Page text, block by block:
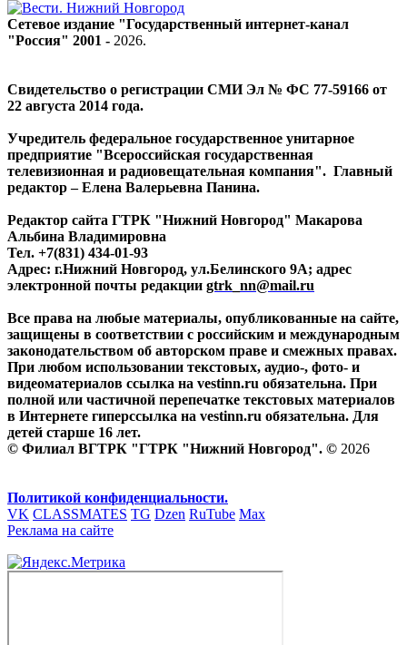
Сетевое издание "Государственный интернет-канал
"Россия" 2001 - 2026.
Свидетельство о регистрации СМИ Эл № ФС 77-59166 от
22 августа 2014 года.
Учредитель федеральное государственное унитарное
предприятие "Всероссийская государственная
телевизионная и радиовещательная компания". Главный
редактор – Елена Валерьевна Панина.
Редактор сайта ГТРК "Нижний Новгород" Макарова
Альбина Владимировна
Тел. +7(831) 434-01-93
Адрес: г.Нижний Новгород, ул.Белинского 9А; адрес
электронной почты редакции gtrk_nn@mail.ru
Все права на любые материалы, опубликованные на сайте,
защищены в соответствии с российским и международным
законодательством об авторском праве и смежных правах.
При любом использовании текстовых, аудио-, фото- и
видеоматериалов ссылка на vestinn.ru обязательна. При
полной или частичной перепечатке текстовых материалов
в Интернете гиперссылка на vestinn.ru обязательна. Для
детей старше 16 лет.
© Филиал ВГТРК "ГТРК "Нижний Новгород". © 2026
Политикой конфиденциальности.
VK CLASSMATES TG Dzen RuTube Max
Реклама на сайте